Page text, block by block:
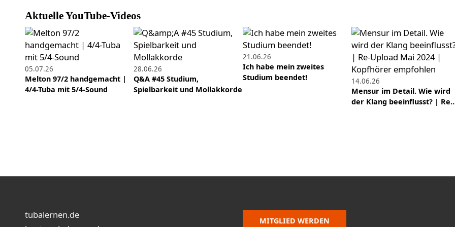
Aktuelle YouTube-Videos
05.07.26
Melton 97/2 handgemacht |
4/4-Tuba mit 5/4-Sound
28.06.26
Q&A #45 Studium,
Spielbarkeit und Mollakkorde
21.06.26
Ich habe mein zweites
Studium beendet!
14.06.26
Mensur im Detail. Wie wird
der Klang beeinflusst? |
tubalernen.de
MITGLIED WERDEN